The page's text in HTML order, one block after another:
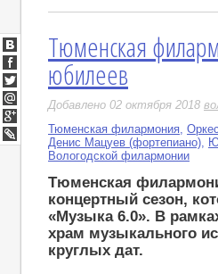
Тюменская
юбилеев
Добавлено 02 октября 2018
Тюменская филармония
Денис Мацуев (фортепиано)
Вологодской филармонии
Тюменская
концертный сезон,
«Музыка 6.0». В
храм музыкального
круглых дат.
ВКонтакте
Facebook
Twitter
Мой
Мир
Google+
LiveJournal